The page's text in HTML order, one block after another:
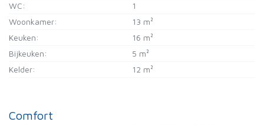
WC:
1
Woonkamer:
13 m²
Keuken:
16 m²
Bijkeuken:
5 m²
Kelder:
12 m²
Comfort